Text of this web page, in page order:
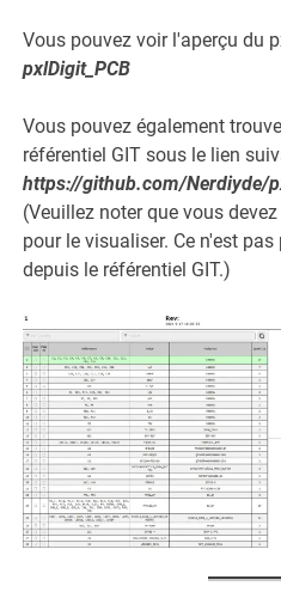
Vous pouvez voir l'aperçu du
pxlDigit_PCB
Vous pouvez également
référentiel GIT sous le lien
https://github.com/Nerdiyde/
(Veuillez noter que vous
pour le visualiser. Ce n'est
depuis le référentiel GIT.)